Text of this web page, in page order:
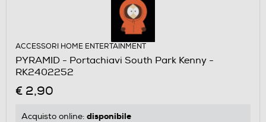
ACCESSORI HOME ENTERTAINMENT
PYRAMID - Portachiavi South Park Kenny -
RK2402252
€ 2,90
Acquisto online: disponibile